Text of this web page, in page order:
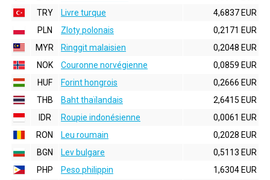
TRY
Livre turque
4,6837 EUR
PLN
Zloty polonais
0,2171 EUR
MYR
Ringgit malaisien
0,2048 EUR
NOK
Couronne norvégienne
0,0859 EUR
HUF
Forint hongrois
0,2666 EUR
THB
Baht thaïlandais
2,6415 EUR
IDR
Roupie indonésienne
0,0061 EUR
RON
Leu roumain
0,2028 EUR
BGN
Lev bulgare
0,5113 EUR
PHP
Peso philippin
1,6304 EUR